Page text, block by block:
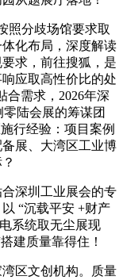
分歧场馆要求取
化布局，深度解读
求，前往搜狐，是
应取高性价比的处
合需求，2026年深
陆会展的筹谋团
行经验：项目案例
展、大湾区工业博
深圳工业展会的专
“沉载平安 +财产
系统取无尘展现
建质量靠得住！
区文创机构。质量